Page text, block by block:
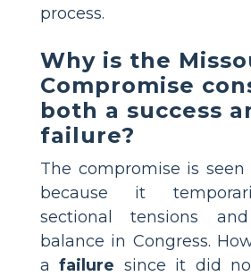
process.
Why is the
Compromise
both a success
failure?
The compromise is seen
because it
sectional tensions
balance in Congress.
afailure since it did